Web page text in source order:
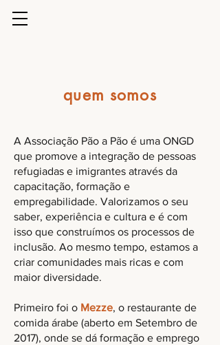
quem somos
A Associação Pão a Pão é uma ONGD
que promove a integração de pessoas
refugiadas e imigrantes através da
capacitação, formação e
empregabilidade. Valorizamos o seu
saber, experiência e cultura e é com
isso que construímos os processos de
inclusão. Ao mesmo tempo, estamos a
criar comunidades mais ricas e com
maior diversidade.
Primeiro foi o Mezze, o restaurante de
comida árabe (aberto em Setembro de
2017), onde se dá formação e emprego